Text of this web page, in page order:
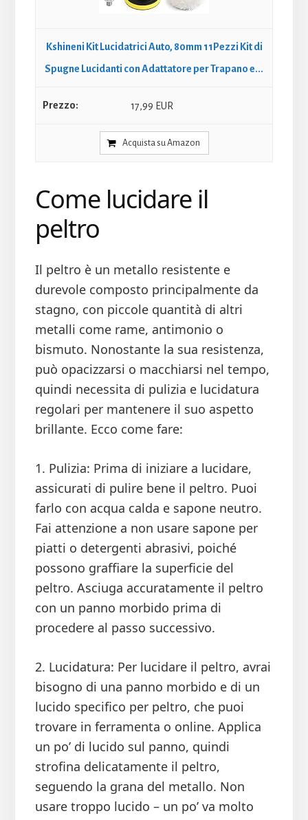
Kshineni Kit Lucidatrici Auto, 80mm 11Pezzi Kit di
Spugne Lucidanti con Adattatore per Trapano e...
17,99 EUR
Acquista su Amazon
Come lucidare il
peltro
Il peltro è un metallo resistente e
durevole composto principalmente da
stagno, con piccole quantità di altri
metalli come rame, antimonio o
bismuto. Nonostante la sua resistenza,
può opacizzarsi o macchiarsi nel tempo,
quindi necessita di pulizia e lucidatura
regolari per mantenere il suo aspetto
brillante. Ecco come fare:
1. Pulizia: Prima di iniziare a lucidare,
assicurati di pulire bene il peltro. Puoi
farlo con acqua calda e sapone neutro.
Fai attenzione a non usare sapone per
piatti o detergenti abrasivi, poiché
possono graffiare la superficie del
peltro. Asciuga accuratamente il peltro
con un panno morbido prima di
procedere al passo successivo.
2. Lucidatura: Per lucidare il peltro, avrai
bisogno di una panno morbido e di un
lucido specifico per peltro, che puoi
trovare in ferramenta o online. Applica
un po’ di lucido sul panno, quindi
strofina delicatamente il peltro,
seguendo la grana del metallo. Non
usare troppo lucido – un po’ va molto